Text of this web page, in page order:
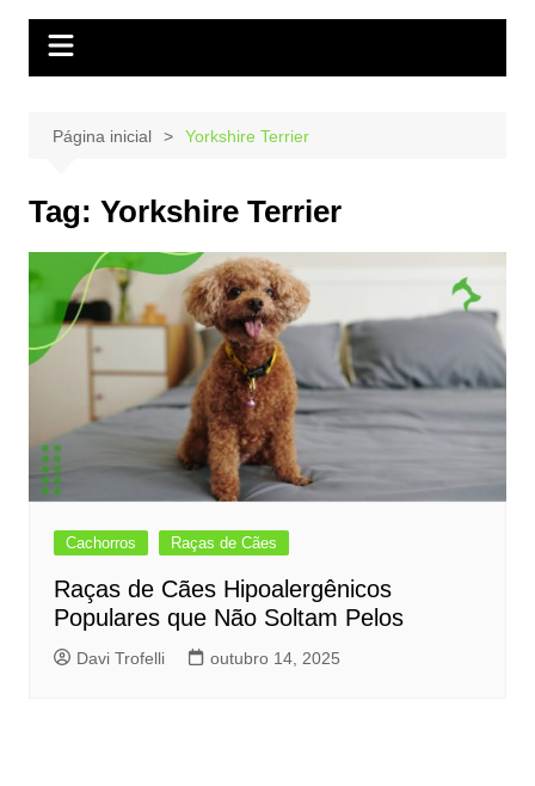
Página inicial Yorkshire Terrier
Tag: Yorkshire Terrier
Cachorros Raças de Cães
Raças de Cães Hipoalergênicos
Populares que Não Soltam Pelos
Davi Trofelli outubro 14, 2025